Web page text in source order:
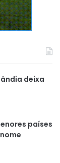
deixa
países